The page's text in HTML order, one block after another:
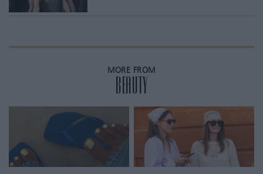
MORE FROM
BEAUTY